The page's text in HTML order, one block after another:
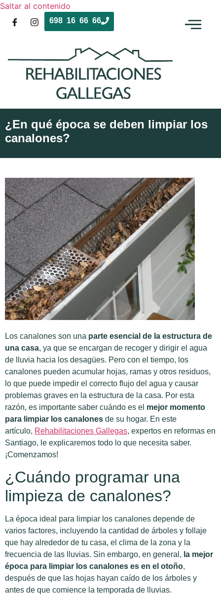
Saltar al contenido
698 16 66 66
¿En qué época se deben limpiar los
canalones?
Los canalones son una parte esencial de la estructura de
una casa, ya que se encargan de recoger y dirigir el agua
de lluvia hacia los desagües. Pero con el tiempo, los
canalones pueden acumular hojas, ramas y otros residuos,
lo que puede impedir el correcto flujo del agua y causar
problemas graves en la estructura de la casa. Por esta
razón, es importante saber cuándo es el mejor momento
para limpiar los canalones de su hogar. En este
artículo, Rehabilitaciones Gallegas, expertos en reformas en
Santiago, le explicaremos todo lo que necesita saber.
¡Comenzamos!
¿Cuándo programar una
limpieza de canalones?
La época ideal para limpiar los canalones depende de
varios factores, incluyendo la cantidad de árboles y follaje
que hay alrededor de tu casa, el clima de la zona y la
frecuencia de las lluvias. Sin embargo, en general, la mejor
época para limpiar los canalones es en el otoño,
después de que las hojas hayan caído de los árboles y
antes de que comience la temporada de lluvias.